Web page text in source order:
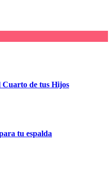
Cuarto de tus Hijos
tu espalda